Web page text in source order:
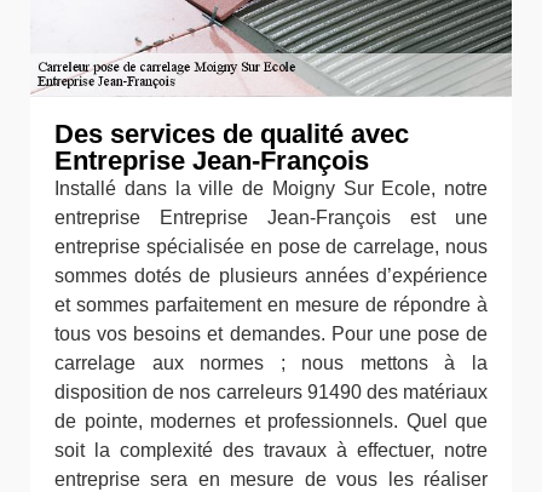
Des services de qualité avec
Entreprise Jean-François
Installé dans la ville de Moigny Sur Ecole, notre
entreprise Entreprise Jean-François est une
entreprise spécialisée en pose de carrelage, nous
sommes dotés de plusieurs années d’expérience
et sommes parfaitement en mesure de répondre à
tous vos besoins et demandes. Pour une pose de
carrelage aux normes ; nous mettons à la
disposition de nos carreleurs 91490 des matériaux
de pointe, modernes et professionnels. Quel que
soit la complexité des travaux à effectuer, notre
entreprise sera en mesure de vous les réaliser